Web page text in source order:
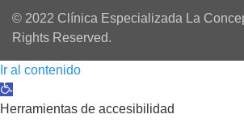
© 2022 Clínica Especializada La
Rights Reserved.
Ir al contenido
Abrir barra de herramientas
Herramientas de accesibilidad